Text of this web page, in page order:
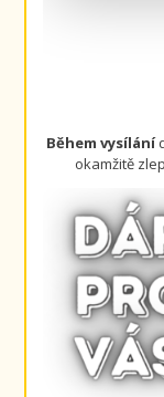
Během vysílání
okamžitě